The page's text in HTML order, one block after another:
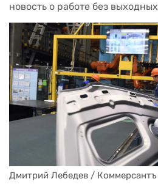
новость о работе без выходных
Дмитрий Лебедев / Коммерсантъ